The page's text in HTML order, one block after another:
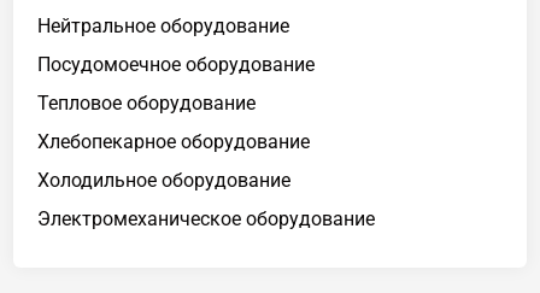
Нейтральное оборудование
Посудомоечное оборудование
Тепловое оборудование
Хлебопекарное оборудование
Холодильное оборудование
Электромеханическое оборудование